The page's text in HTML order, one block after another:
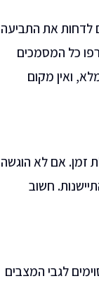
לדחות את התביעה
כל המסמכים
ואין מקום
זמן. אם לא הוגשה
חשוב
לגבי המצבים